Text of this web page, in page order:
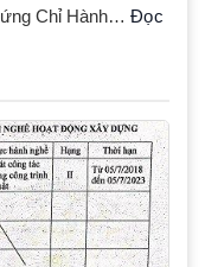
Chỉ Hành… Đọc